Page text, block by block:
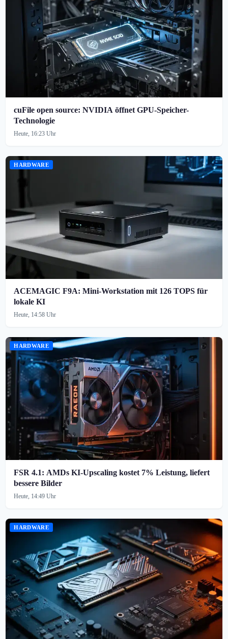
cuFile open source: NVIDIA öffnet GPU-Speicher-
Technologie
Heute, 16:23 Uhr
HARDWARE
ACEMAGIC F9A: Mini-Workstation mit 126 TOPS für
lokale KI
Heute, 14:58 Uhr
HARDWARE
FSR 4.1: AMDs KI-Upscaling kostet 7% Leistung, liefert
bessere Bilder
Heute, 14:49 Uhr
HARDWARE